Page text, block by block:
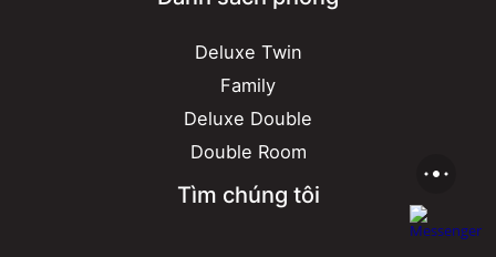
Deluxe Twin
Family
Deluxe Double
Double Room
Tìm chúng tôi